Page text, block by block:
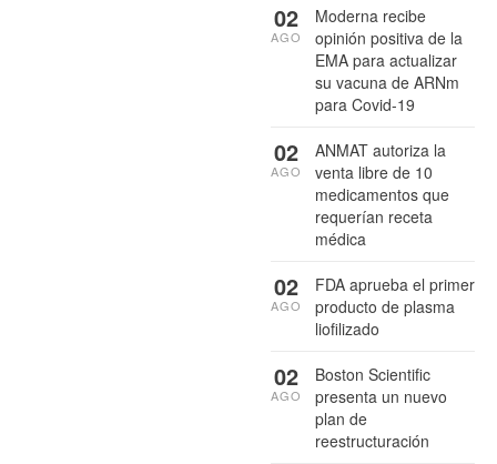
Moderna recibe
opinión positiva de la
EMA para actualizar
su vacuna de ARNm
para Covid-19
02
AGO
ANMAT autoriza la
venta libre de 10
medicamentos que
requerían receta
médica
02
AGO
FDA aprueba el primer
producto de plasma
liofilizado
02
AGO
Boston Scientific
presenta un nuevo
plan de
reestructuración
02
AGO